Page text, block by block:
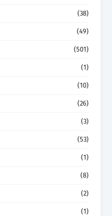
(38)
(49)
(501)
(1)
(10)
(26)
(3)
(53)
(1)
(8)
(2)
(1)